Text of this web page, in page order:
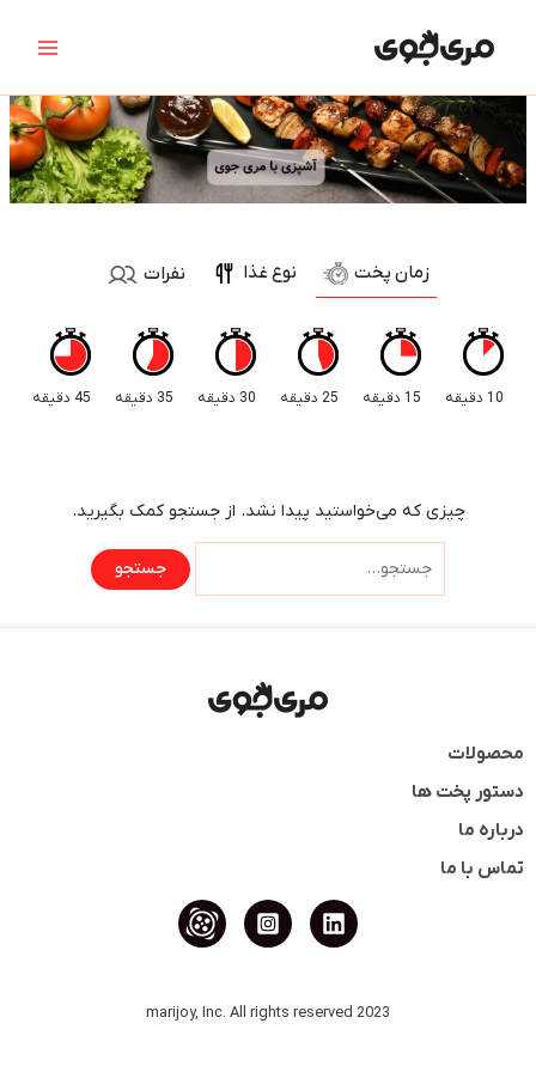
Menu
زمان پخت
10 دقیقه 15 دقیقه 25 دقیقه 30 دقیقه 35 دقیقه 45 دقیقه
نوع غذا نفرات
چیزی که می‌خواستید پیدا نشد. از جستجو کمک بگیرید.
برای:
محصولات
دستور پخت ها
درباره ما
تماس با ما
2023 marijoy, Inc. All rights reserved